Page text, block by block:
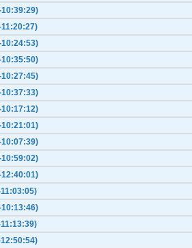
10:39:29)
10:24:53)
10:35:50)
10:27:45)
10:37:33)
10:17:12)
10:21:01)
10:07:39)
10:59:02)
12:40:01)
10:13:46)